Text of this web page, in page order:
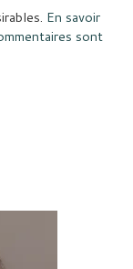
En savoir
sont